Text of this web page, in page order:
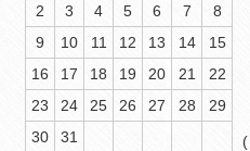
2
3 4 5 6 7
8
9
10 11 12 13 14
15
16
17 18 19 20 21
22
23
24 25 26 27 28
29
30
31 (